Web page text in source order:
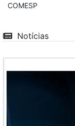
COMESP
Notícias